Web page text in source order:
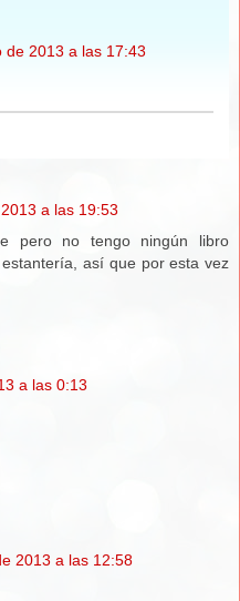
de 2013 a las 17:43
a las 19:53
pero no tengo ningún libro
así que por esta vez
a las 0:13
2013 a las 12:58